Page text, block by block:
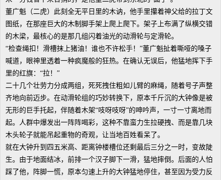
董广魁（二虎）此刻全无平日里的木讷，他手里攥着神父给的拉丁文
图纸，在那座巨大的木制脚手架上爬上爬下。架子上布满了纵横交错
的木梁，最核心的是那几组闪着油光的动滑轮与定滑轮。
“检查绳扣！滑槽抹上猪油！谁也不许松手！”董广魁扯着嘶哑的嗓子
喊道，眼神里透着一种疯魔般的狂热。在确认无误后，他猛地挥下手
里的红旗：“拉！”
二十几个壮劳力分成两组，死死拽住粗如儿臂的麻绳，随着号子声整
齐地向前迈步。在动滑轮组的巧妙转换下，原本千斤沉的大钟像是被
无形的巨手托起，伴随着木架“吱呀吱呀”的呻吟声，一寸一寸离地而
起。人群中爆发出一阵阵喝彩，这种不靠蛮力生拉硬拽、而是靠几块
木头轮子就能吊起重物的奇观，让当地百姓看呆了。
就在大钟升到四五米高、距离钟楼槽位还剩最后三分之一时，变故陡
生。由于地面结冰，前排一个汉子脚下一滑，猛地摔倒。后面的人怕
踩了他，阵脚一慌，原本匀速上升的大钟猛地停住，甚至因为受力反